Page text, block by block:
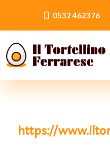
0532 462376
https://